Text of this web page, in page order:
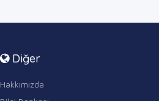
Diğer
Hakkımızda